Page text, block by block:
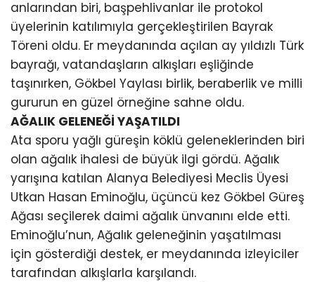
anlarından biri, başpehlivanlar ile protokol
üyelerinin katılımıyla gerçekleştirilen Bayrak
Töreni oldu. Er meydanında açılan ay yıldızlı Türk
bayrağı, vatandaşların alkışları eşliğinde
taşınırken, Gökbel Yaylası birlik, beraberlik ve milli
gururun en güzel örneğine sahne oldu.
AĞALIK GELENEĞİ YAŞATILDI
Ata sporu yağlı güreşin köklü geleneklerinden biri
olan ağalık ihalesi de büyük ilgi gördü. Ağalık
yarışına katılan Alanya Belediyesi Meclis Üyesi
Utkan Hasan Eminoğlu, üçüncü kez Gökbel Güreş
Ağası seçilerek daimi ağalık ünvanını elde etti.
Eminoğlu’nun, Ağalık geleneğinin yaşatılması
için gösterdiği destek, er meydanında izleyiciler
tarafından alkışlarla karşılandı.